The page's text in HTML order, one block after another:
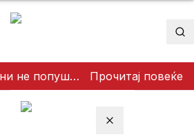
Мелони не попушта пред Мадрид: Италија ги задржува контролите со Шпанија Прочитај повеќе
Затвори мени